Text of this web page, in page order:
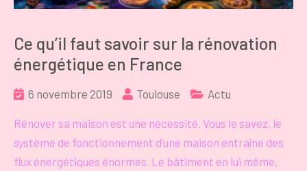
Ce qu’il faut savoir sur la rénovation
énergétique en France
6 novembre 2019 Toulouse Actu
Rénover sa maison est une nécessité. Vous le savez, le
système de fonctionnement d’une maison entraîne des
flux énergétiques énormes. Le bâtiment en lui même,